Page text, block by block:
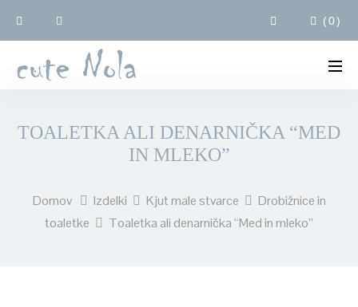
(0)
TOALETKA ALI DENARNIČKA “MED
IN MLEKO”
Domov Izdelki Kjut male stvarce
Drobižnice in
toaletke
Toaletka ali denarnička “Med in mleko”